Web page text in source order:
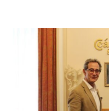
Programas